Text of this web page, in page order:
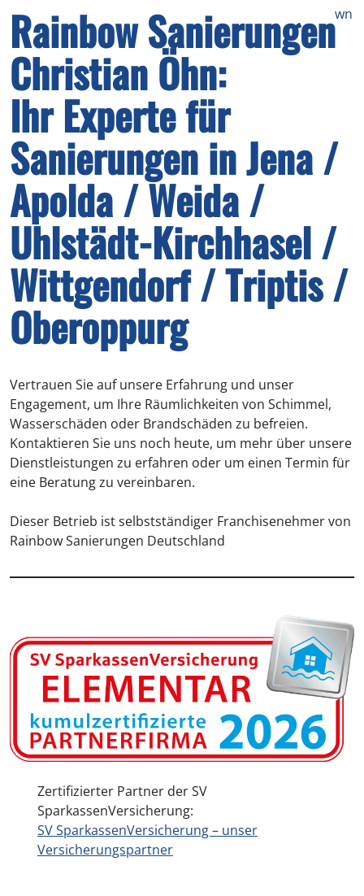
Rainbow Sanierungen
Christian Öhn:
Ihr Experte für
Sanierungen in Jena /
Apolda / Weida /
Uhlstädt-Kirchhasel /
Wittgendorf / Triptis /
Oberoppurg
Vertrauen Sie auf unsere Erfahrung und unser
Engagement, um Ihre Räumlichkeiten von Schimmel,
Wasserschäden oder Brandschäden zu befreien.
Kontaktieren Sie uns noch heute, um mehr über unsere
Dienstleistungen zu erfahren oder um einen Termin für
eine Beratung zu vereinbaren.
Dieser Betrieb ist selbstständiger Franchisenehmer von
Rainbow Sanierungen Deutschland
Zertifizierter Partner der SV
SparkassenVersicherung:
SV SparkassenVersicherung – unser
Versicherungspartner